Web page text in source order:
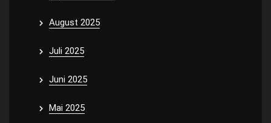
August 2025
Juli 2025
Juni 2025
Mai 2025